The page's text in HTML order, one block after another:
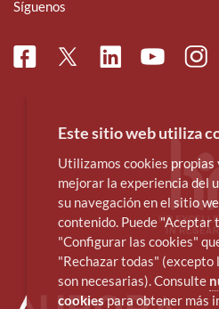
Síguenos
FacebookTwitterLinkedinYoutube
Este sitio web utiliza
Utilizamos cookies propias
mejorar la experiencia del
su navegación en el sitio
contenido. Puede "Aceptar
"Configurar las cookies"
"Rechazar todas" (excepto
son necesarias). Consulte
cookies para obtener más